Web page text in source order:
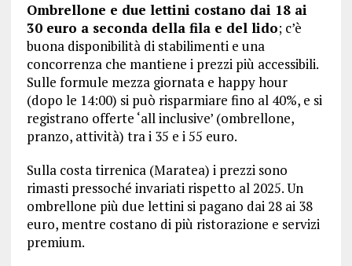
Ombrellone e due lettini costano dai 18 ai
30 euro a seconda della fila e del lido; c’è
buona disponibilità di stabilimenti e una
concorrenza che mantiene i prezzi più accessibili.
Sulle formule mezza giornata e happy hour
(dopo le 14:00) si può risparmiare fino al 40%, e si
registrano offerte ‘all inclusive’ (ombrellone,
pranzo, attività) tra i 35 e i 55 euro.
Sulla costa tirrenica (Maratea) i prezzi sono
rimasti pressoché invariati rispetto al 2025. Un
ombrellone più due lettini si pagano dai 28 ai 38
euro, mentre costano di più ristorazione e servizi
premium.